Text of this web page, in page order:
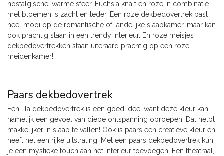
nostalgische, warme sfeer. Fuchsia knalt en roze in combinatie
met bloemen is zacht en teder. Een roze dekbedovertrek past
heel mooi op de romantische of landelijke slaapkamer, maar kan
ook prachtig staan in een trendy interieur. En roze meisjes
dekbedovertrekken staan uiteraard prachtig op een roze
meidenkamer!
Paars dekbedovertrek
Een lila dekbedovertrek is een goed idee, want deze kleur kan
namelijk een gevoel van diepe ontspanning oproepen. Dat helpt
makkelijker in slaap te vallen! Ook is paars een creatieve kleur en
heeft het een rijke uitstraling. Met een paars dekbedovertrek kun
je een mystieke touch aan het interieur toevoegen. Een theatraal,